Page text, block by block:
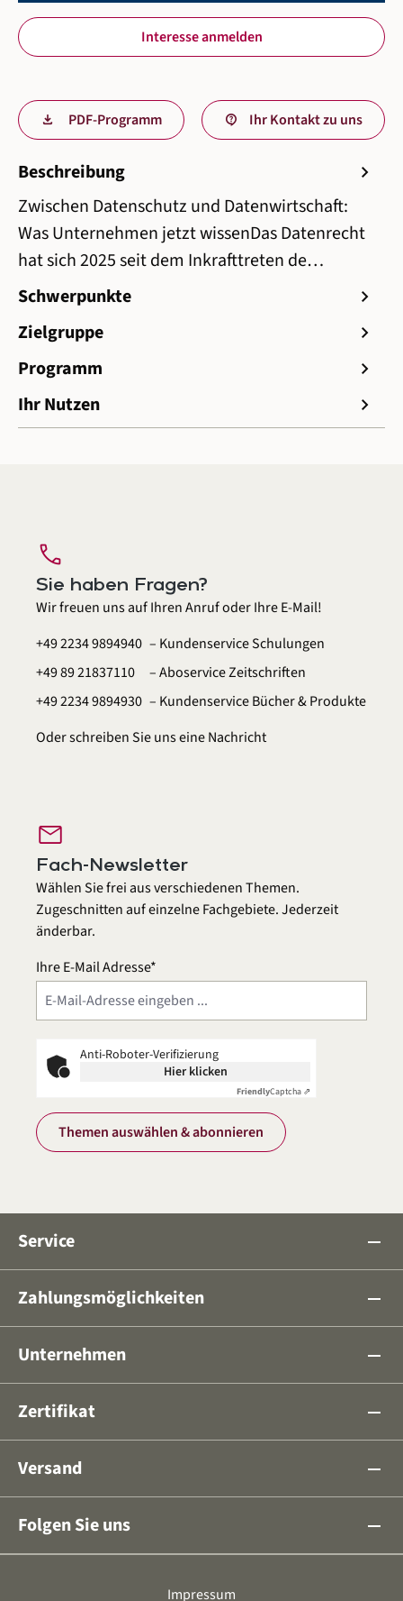
Beschreibung
chevron_right
Zwischen Datenschutz und Datenwirtschaft:
Was Unternehmen jetzt wissenDas Datenrecht
hat sich 2025 seit dem Inkrafttreten de…
Schwerpunkte
chevron_right
Zielgruppe
chevron_right
Programm
chevron_right
Ihr Nutzen
chevron_right
Interesse anmelden
PDF-Programm Ihr Kontakt zu uns
call
Sie haben Fragen?
Wir freuen uns auf Ihren Anruf oder Ihre E-Mail!
+49 2234 9894940 – Kundenservice Schulungen
+49 89 21837110
– Aboservice Zeitschriften
+49 2234 9894930 – Kundenservice Bücher & Produkte
Oder schreiben Sie uns eineNachricht
mail
Fach-Newsletter
Wählen Sie frei aus verschiedenen Themen.
Zugeschnitten auf einzelne Fachgebiete. Jederzeit
änderbar.
Ihre E-Mail Adresse*
Anti-Roboter-Verifizierung
Hier klicken
FriendlyCaptcha ⇗
Themen auswählen & abonnieren
Service remove
Zahlungsmöglichkeiten remove
Unternehmen remove
Zertifikat remove
Versand remove
Folgen Sie uns remove
Impressum